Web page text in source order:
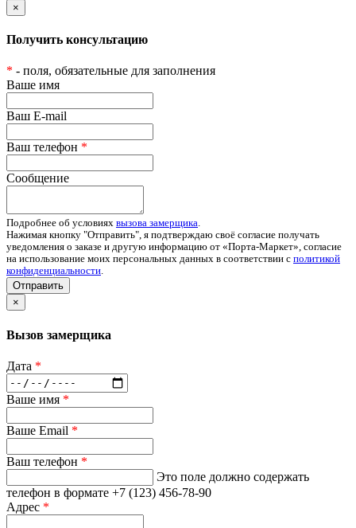
×
Получить консультацию
* - поля, обязательные для заполнения
Ваше имя
Ваш E-mail
Ваш телефон *
Сообщение
Подробнее об условиях вызова замерщика.
Нажимая кнопку "Отправить", я подтверждаю своё согласие получать
уведомления о заказе и другую информацию от «Порта-Маркет», согласие
на использование моих персональных данных в соответствии с политикой
конфиденциальности.
Отправить
×
Вызов замерщика
Дата *
Ваше имя *
Ваше Email *
Ваш телефон *
Это поле должно содержать
телефон в формате +7 (123) 456-78-90
Адрес *